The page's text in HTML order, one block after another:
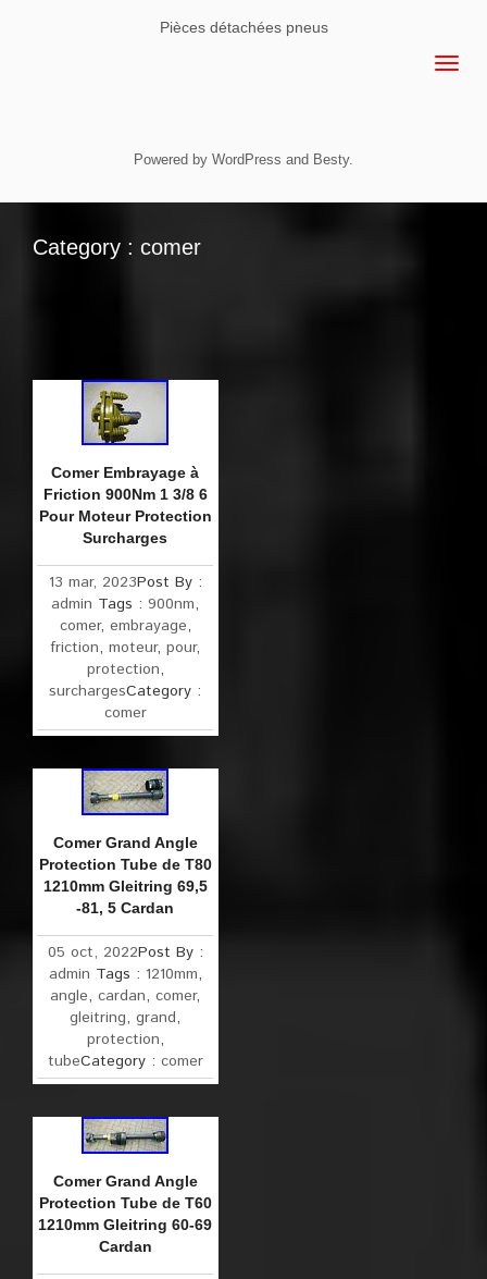
Pièces détachées pneus
Powered by WordPress and Besty.
Category : comer
Comer Embrayage à
Friction 900Nm 1 3/8 6
Pour Moteur Protection
Surcharges
13 mar, 2023Post By :
admin Tags :900nm,
comer, embrayage,
friction,moteur,pour,
protection,
surchargesCategory :
comer
Comer Grand Angle
Protection Tube de T80
1210mm Gleitring 69,5
-81, 5 Cardan
05 oct, 2022Post By :
admin Tags : 1210mm,
angle,cardan,comer,
gleitring,grand,
protection,
tubeCategory : comer
Comer Grand Angle
Protection Tube de T60
1210mm Gleitring 60-69
Cardan